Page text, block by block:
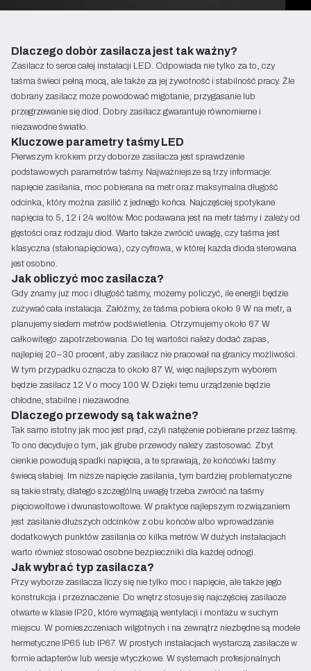
Dlaczego dobór zasilacza jest tak ważny?
Zasilacz to serce całej instalacji LED. Odpowiada nie tylko za to, czy
taśma świeci pełną mocą, ale także za jej żywotność i stabilność pracy. Źle
dobrany zasilacz może powodować migotanie, przygasanie lub
przegrzewanie się diod. Dobry zasilacz gwarantuje równomierne i
niezawodne światło.
Kluczowe parametry taśmy LED
Pierwszym krokiem przy doborze zasilacza jest sprawdzenie
podstawowych parametrów taśmy. Najważniejsze są trzy informacje:
napięcie zasilania, moc pobierana na metr oraz maksymalna długość
odcinka, który można zasilić z jednego końca. Najczęściej spotykane
napięcia to 5, 12 i 24 woltów. Moc podawana jest na metr taśmy i zależy od
gęstości oraz rodzaju diod. Warto także zwrócić uwagę, czy taśma jest
klasyczna (stałonapięciowa), czy cyfrowa, w której każda dioda sterowana
jest osobno.
Jak obliczyć moc zasilacza?
Gdy znamy już moc i długość taśmy, możemy policzyć, ile energii będzie
zużywać cała instalacja. Załóżmy, że taśma pobiera około 9 W na metr, a
planujemy siedem metrów podświetlenia. Otrzymujemy około 67 W
całkowitego zapotrzebowania. Do tej wartości należy dodać zapas,
najlepiej 20–30 procent, aby zasilacz nie pracował na granicy możliwości.
W tym przypadku oznacza to około 87 W, więc najlepszym wyborem
będzie zasilacz 12 V o mocy 100 W. Dzięki temu urządzenie będzie
chłodne, stabilne i niezawodne.
Dlaczego przewody są tak ważne?
Tak samo istotny jak moc jest prąd, czyli natężenie pobierane przez taśmę.
To ono decyduje o tym, jak grube przewody należy zastosować. Zbyt
cienkie powodują spadki napięcia, a te sprawiają, że końcówki taśmy
świecą słabiej. Im niższe napięcie zasilania, tym bardziej problematyczne
są takie straty, dlatego szczególną uwagę trzeba zwrócić na taśmy
pięciowoltowe i dwunastowoltowe. W praktyce najlepszym rozwiązaniem
jest zasilanie dłuższych odcinków z obu końców albo wprowadzanie
dodatkowych punktów zasilania co kilka metrów. W dużych instalacjach
warto również stosować osobne bezpieczniki dla każdej odnogi.
Jak wybrać typ zasilacza?
Przy wyborze zasilacza liczy się nie tylko moc i napięcie, ale także jego
konstrukcja i przeznaczenie. Do wnętrz stosuje się najczęściej zasilacze
otwarte w klasie IP20, które wymagają wentylacji i montażu w suchym
miejscu. W pomieszczeniach wilgotnych i na zewnątrz niezbędne są modele
hermetyczne IP65 lub IP67. W prostych instalacjach wystarczą zasilacze w
formie adapterów lub wersje wtyczkowe. W systemach profesjonalnych